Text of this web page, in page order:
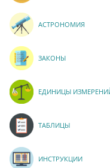
АСТРОНОМИЯ
ЗАКОНЫ
ЕДИНИЦЫ
ТАБЛИЦЫ
ИНСТРУКЦИИ